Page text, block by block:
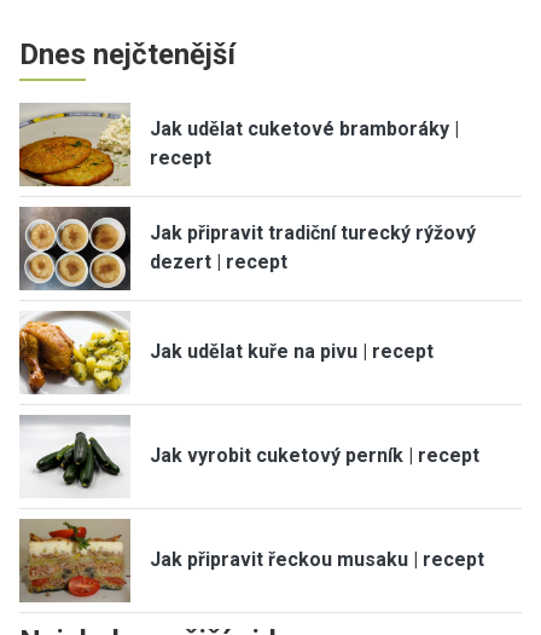
Dnes nejčtenější
Jak udělat cuketové bramboráky |
recept
Jak připravit tradiční turecký rýžový
dezert | recept
Jak udělat kuře na pivu | recept
Jak vyrobit cuketový perník | recept
Jak připravit řeckou musaku | recept